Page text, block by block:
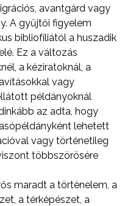
avantgárd vagy
A gyűjtői figyelem
bibliofíliától a huszadik
Ez a változás
a kéziratoknál, a
vagy
példányoknál
az adta, hogy
lehetett
vagy történetileg
többszörösére
maradt a történelem, a
a térképészet, a